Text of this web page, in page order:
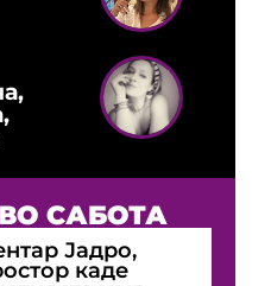
САБОТА
Јадро,
каде